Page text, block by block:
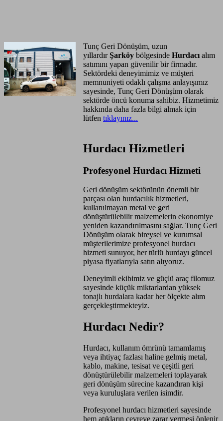
Tunç Geri Dönüşüm, uzun
yıllardırŞarköy bölgesindeHurdacıalım
satımını yapan güvenilir bir firmadır.
Sektördeki deneyimimiz ve müşteri
memnuniyeti odaklı çalışma anlayışımız
sayesinde, Tunç Geri Dönüşüm olarak
sektörde öncü konuma sahibiz. Hizmetimiz
hakkında daha fazla bilgi almak için
lütfentıklayınız...
Hurdacı Hizmetleri
Profesyonel Hurdacı Hizmeti
Geri dönüşüm sektörünün önemli bir
parçası olan hurdacılık hizmetleri,
kullanılmayan metal ve geri
dönüştürülebilir malzemelerin ekonomiye
yeniden kazandırılmasını sağlar. Tunç Geri
Dönüşüm olarak bireysel ve kurumsal
müşterilerimize profesyonel hurdacı
hizmeti sunuyor, her türlü hurdayı güncel
piyasa fiyatlarıyla satın alıyoruz.
Deneyimli ekibimiz ve güçlü araç filomuz
sayesinde küçük miktarlardan yüksek
tonajlı hurdalara kadar her ölçekte alım
gerçekleştirmekteyiz.
Hurdacı Nedir?
Hurdacı, kullanım ömrünü tamamlamış
veya ihtiyaç fazlası haline gelmiş metal,
kablo, makine, tesisat ve çeşitli geri
dönüştürülebilir malzemeleri toplayarak
geri dönüşüm sürecine kazandıran kişi
veya kuruluşlara verilen isimdir.
Profesyonel hurdacı hizmetleri sayesinde
hem atıkların çevreye zarar vermesi önlenir